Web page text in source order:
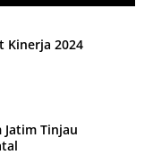
Kinerja 2024
Jatim Tinjau